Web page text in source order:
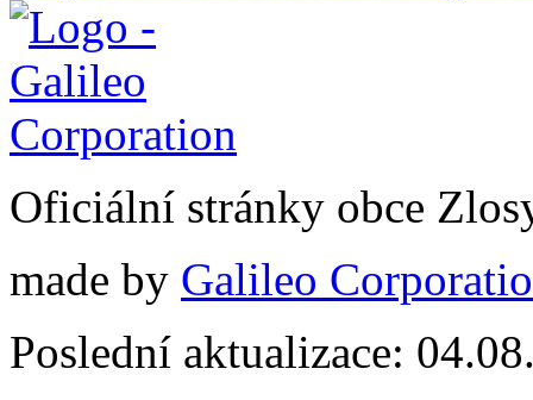
Oficiální stránky obce
made by Galileo
Poslední aktualizace: